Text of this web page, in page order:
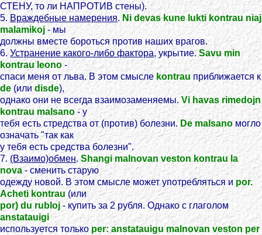
СТЕНУ, то ли НАПРОТИВ стены).
5.Враждебные намерения.Ni devas kune lukti kontrau niaj
malamikoj - мы
должны вместе бороться против наших врагов.
6.Устранение какого-либо фактора, укрытие.Savu min
kontrau leono-
спаси меня от льва. В этом смыслеkontrauприближается к
de (илиdisde),
однако они не всегда взаимозаменяемы.Vi havas rimedojn
kontrau malsano- у
тебя есть стредства от (против) болезни.De malsanoмогло
означать "так как
у тебя есть средства болезни".
7. (Взаимо)обмен.Shangi malnovan veston kontrau la
nova- сменить старую
одежду новой. В этом смысле может употребляться иpor.
Acheti kontrau (или
por) du rubloj- купить за 2 рубля. Однако с глаголом
anstatauigi
используется толькоper: anstatauigu malnovan veston per